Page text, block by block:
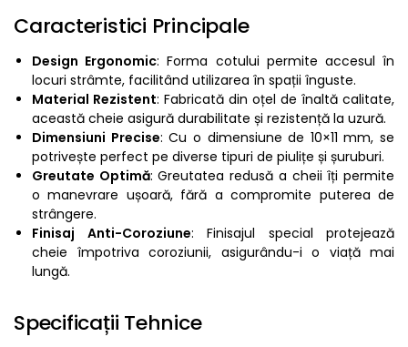
Caracteristici Principale
Design Ergonomic: Forma cotului permite accesul în
locuri strâmte, facilitând utilizarea în spații înguste.
Material Rezistent: Fabricată din oțel de înaltă calitate,
această cheie asigură durabilitate și rezistență la uzură.
Dimensiuni Precise: Cu o dimensiune de 10×11 mm, se
potrivește perfect pe diverse tipuri de piulițe și șuruburi.
Greutate Optimă: Greutatea redusă a cheii îți permite
o manevrare ușoară, fără a compromite puterea de
strângere.
Finisaj Anti-Coroziune: Finisajul special protejează
cheie împotriva coroziunii, asigurându-i o viață mai
lungă.
Specificații Tehnice